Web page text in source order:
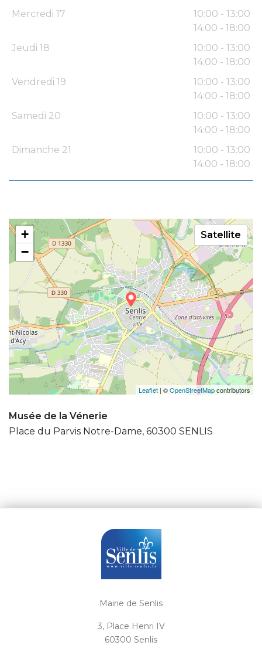
Mercredi 17
10:00 - 13:00
14:00 - 18:00
Jeudi 18
10:00 - 13:00
14:00 - 18:00
Vendredi 19
10:00 - 13:00
14:00 - 18:00
Samedi 20
10:00 - 13:00
14:00 - 18:00
Dimanche 21
10:00 - 13:00
14:00 - 18:00
+
−
Leaflet | ©OpenStreetMapcontributors
Satellite
Musée de la Vénerie
Place du Parvis Notre-Dame, 60300 SENLIS
Mairie de Senlis
3, Place Henri IV
60300 Senlis